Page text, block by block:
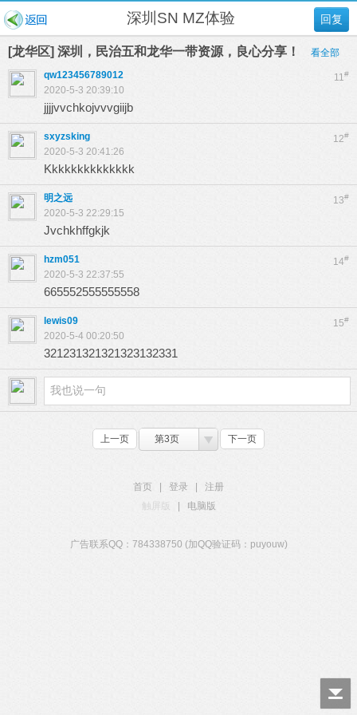
回复
深圳SN MZ体验
[龙华区] 深圳，民治五和龙华一带资源，良心分享！ 看全部
11#
qw123456789012
2020-5-3 20:39:10
jjjjvvchkojvvvgiijb
12#
sxyzsking
2020-5-3 20:41:26
Kkkkkkkkkkkkkk
13#
明之远
2020-5-3 22:29:15
Jvchkhffgkjk
14#
hzm051
2020-5-3 22:37:55
665552555555558
15#
lewis09
2020-5-4 00:20:50
321231321321323132331
上一页 第3页 下一页
首页 登录
注册
触屏版
电脑版
广告联系QQ：784338750 (加QQ验证码：puyouw)